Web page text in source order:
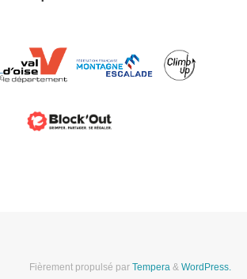
Fièrement propulsé par Tempera & WordPress.